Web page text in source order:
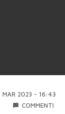
MAR 2023 - 16:43
COMMENTI